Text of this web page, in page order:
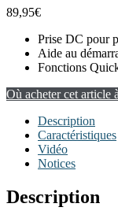
89,95€
Prise DC pour
Aide au
Fonctions
Où acheter cet article
Description
Caractéristiques
Vidéo
Notices
Description